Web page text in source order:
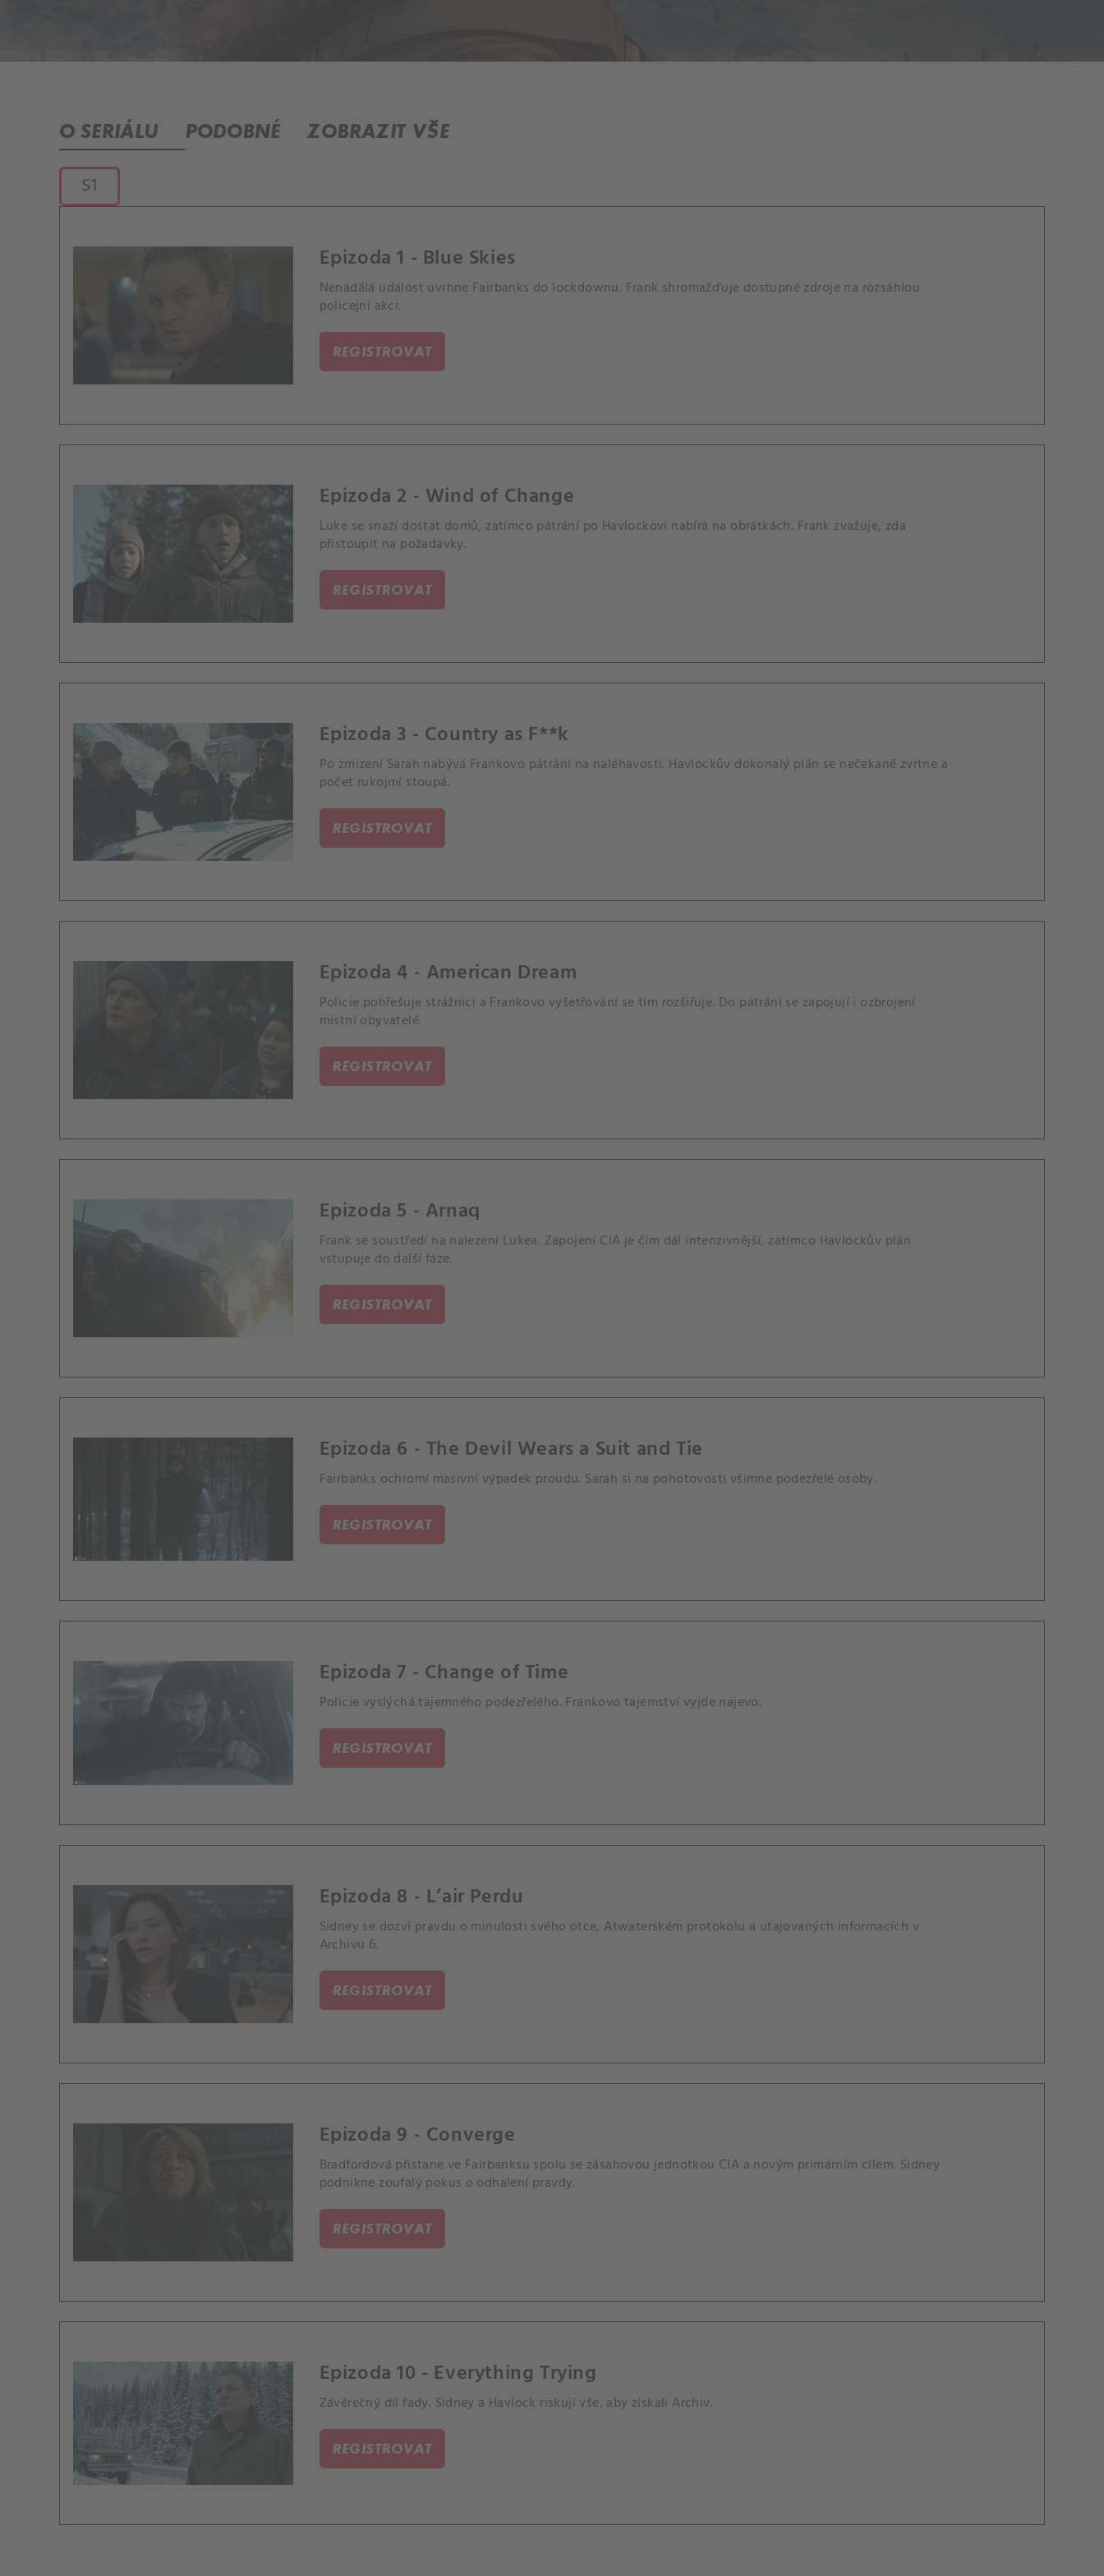
O SERIÁLU PODOBNÉ ZOBRAZIT VŠE
S1
Epizoda 1 - Blue Skies
Nenadálá událost uvrhne Fairbanks do lockdownu. Frank shromažďuje dostupné zdroje na rozsáhlou
policejní akci.
REGISTROVAT
Epizoda 2 - Wind of Change
Luke se snaží dostat domů, zatímco pátrání po Havlockovi nabírá na obrátkách. Frank zvažuje, zda
přistoupit na požadavky.
REGISTROVAT
Epizoda 3 - Country as F**k
Po zmizení Sarah nabývá Frankovo pátrání na naléhavosti. Havlockův dokonalý plán se nečekaně zvrtne a
počet rukojmí stoupá.
REGISTROVAT
Epizoda 4 - American Dream
Policie pohřešuje strážnici a Frankovo vyšetřování se tím rozšiřuje. Do pátrání se zapojují i ozbrojení
místní obyvatelé.
REGISTROVAT
Epizoda 5 - Arnaq
Frank se soustředí na nalezení Lukea. Zapojení CIA je čím dál intenzivnější, zatímco Havlockův plán
vstupuje do další fáze.
REGISTROVAT
Epizoda 6 - The Devil Wears a Suit and Tie
Fairbanks ochromí masivní výpadek proudu. Sarah si na pohotovosti všimne podezřelé osoby.
REGISTROVAT
Epizoda 7 - Change of Time
Policie vyslýchá tajemného podezřelého. Frankovo tajemství vyjde najevo.
REGISTROVAT
Epizoda 8 - L’air Perdu
Sidney se dozví pravdu o minulosti svého otce, Atwaterském protokolu a utajovaných informacích v
Archivu 6.
REGISTROVAT
Epizoda 9 - Converge
Bradfordová přistane ve Fairbanksu spolu se zásahovou jednotkou CIA a novým primárním cílem. Sidney
podnikne zoufalý pokus o odhalení pravdy.
REGISTROVAT
Epizoda 10 - Everything Trying
Závěrečný díl řady. Sidney a Havlock riskují vše, aby získali Archiv.
REGISTROVAT